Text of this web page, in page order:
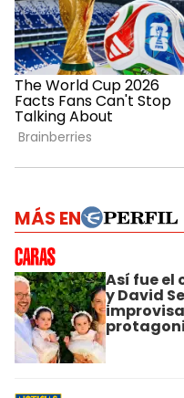
MÁS EN
Así fue el
y David